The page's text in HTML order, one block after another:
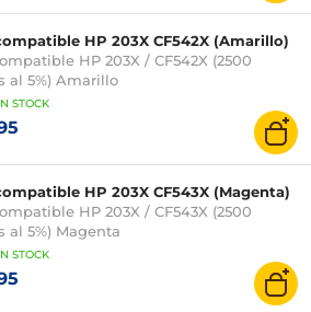
HP 203X CF542X (Amarillo)
HP 203X / CF542X (2500
al 5%) Amarillo
STOCK
HP 203X CF543X (Magenta)
HP 203X / CF543X (2500
al 5%) Magenta
STOCK